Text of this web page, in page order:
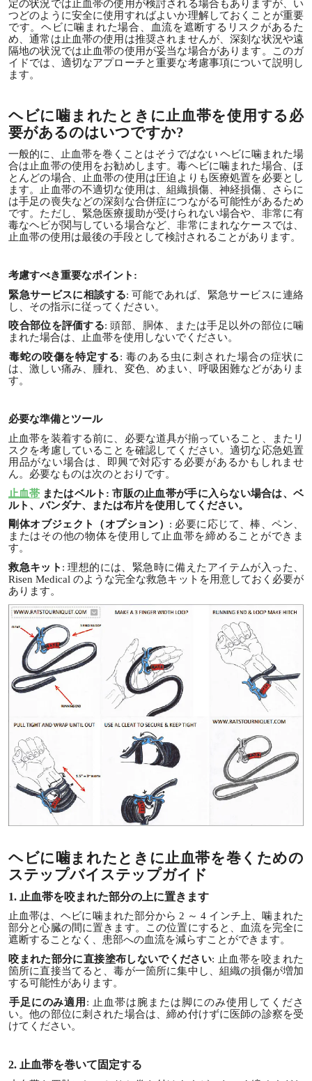
定の状況では止血帯の使用が検討される場合もありますが、い
つどのように安全に使用すればよいか理解しておくことが重要
です。ヘビに噛まれた場合、血流を遮断するリスクがあるた
め、通常は止血帯の使用は推奨されませんが、深刻な状況や遠
隔地の状況では止血帯の使用が妥当な場合があります。このガ
イドでは、適切なアプローチと重要な考慮事項について説明し
ます。
ヘビに噛まれたときに止血帯を使用する必
要があるのはいつですか?
一般的に、止血帯を巻くことはそうではない ヘビに噛まれた場
合は止血帯の使用をお勧めします。毒ヘビに噛まれた場合、ほ
とんどの場合、止血帯の使用は圧迫よりも医療処置を必要とし
ます。止血帯の不適切な使用は、組織損傷、神経損傷、さらに
は手足の喪失などの深刻な合併症につながる可能性があるため
です。ただし、緊急医療援助が受けられない場合や、非常に有
毒なヘビが関与している場合など、非常にまれなケースでは、
止血帯の使用は最後の手段として検討されることがあります。
考慮すべき重要なポイント:
緊急サービスに相談する: 可能であれば、緊急サービスに連絡
し、その指示に従ってください。
咬合部位を評価する: 頭部、胴体、または手足以外の部位に噛
まれた場合は、止血帯を使用しないでください。
毒蛇の咬傷を特定する: 毒のある虫に刺された場合の症状に
は、激しい痛み、腫れ、変色、めまい、呼吸困難などがありま
す。
必要な準備とツール
止血帯を装着する前に、必要な道具が揃っていること、またリ
スクを考慮していることを確認してください。適切な応急処置
用品がない場合は、即興で対応する必要があるかもしれませ
ん。必要なものは次のとおりです。
止血帯 またはベルト : 市販の止血帯が手に入らない場合は、ベ
ルト、バンダナ、または布片を使用してください。
剛体オブジェクト（オプション） : 必要に応じて、棒、ペン、
またはその他の物体を使用して止血帯を締めることができま
す。
救急キット : 理想的には、緊急時に備えたアイテムが入った、
Risen Medical のような完全な救急キットを用意しておく必要が
あります。
ヘビに噛まれたときに止血帯を巻くための
ステップバイステップガイド
1. 止血帯を咬まれた部分の上に置きます
止血帯は、ヘビに噛まれた部分から 2 ～ 4 インチ上、噛まれた
部分と心臓の間に置きます。この位置にすると、血流を完全に
遮断することなく、患部への血流を減らすことができます。
咬まれた部分に直接塗布しないでください: 止血帯を咬まれた
箇所に直接当てると、毒が一箇所に集中し、組織の損傷が増加
する可能性があります。
手足にのみ適用 : 止血帯は腕または脚にのみ使用してくださ
い。他の部位に刺された場合は、締め付けずに医師の診察を受
けてください。
2. 止血帯を巻いて固定する